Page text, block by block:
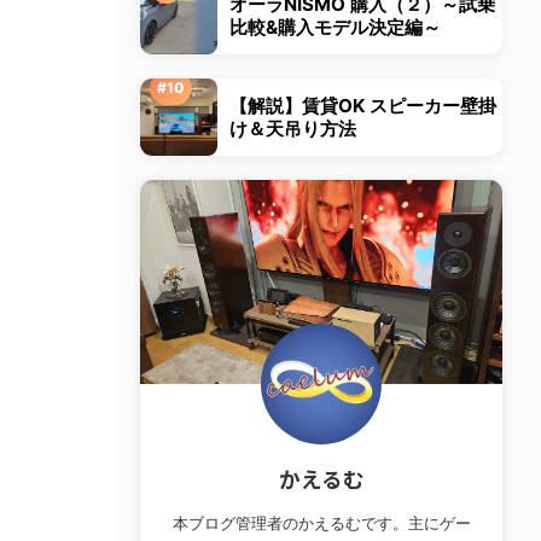
比較&購入モデル決定編～
【解説】賃貸OK スピーカー壁掛
け＆天吊り方法
かえるむ
本ブログ管理者のかえるむです。主にゲー